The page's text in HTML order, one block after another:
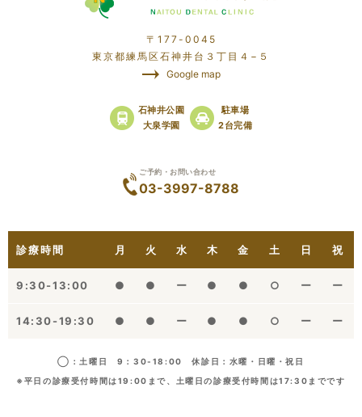
〒177-0045
東京都練馬区石神井台３丁目４−５
Google map
石神井公園
大泉学園
駐車場
2台完備
ご予約・お問い合わせ
03-3997-8788
診療時間 月 火 水 木 金 土 日 祝
9:30-13:00 ● ● ー ● ● ○ ー ー
14:30-19:30 ● ● ー ● ● ○ ー ー
◯：土曜日 9：30-18:00 休診日：水曜・日曜・祝日
※平日の診療受付時間は19:00まで、土曜日の診療受付時間は17:30までです